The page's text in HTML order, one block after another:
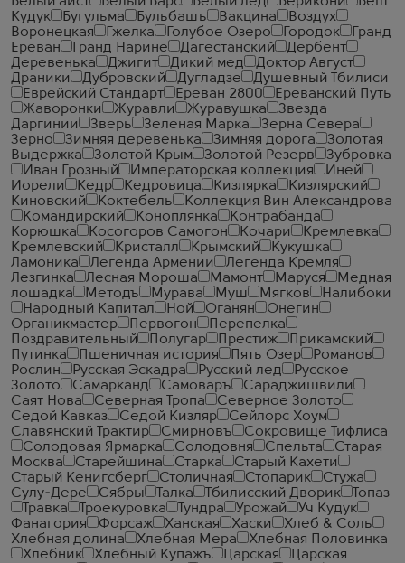
Кудук
Бугульма Бульбашъ Вакцина
Воздух
Воронецкая
Гжелка Голубое Озеро Городок
Гранд
Ереван
Гранд Нарине Дагестанский
Дербент
Деревенька
Джигит Дикий мед
Доктор Август
Драники
Дубровский Дугладзе
Душевный Тбилиси
Еврейский Стандарт
Ереван 2800
Ереванский Путь
Жаворонки
Журавли Журавушка
Звезда
Даргинии
Зверь Зеленая Марка
Зерна Севера
Зерно
Зимняя деревенька Зимняя дорога
Золотая
Выдержка
Золотой Крым Золотой Резерв
Зубровка
Иван Грозный
Императорская коллекция
Иней
Иорели
Кедр Кедровица Кизлярка
Кизлярский
Киновский
Коктебель
Коллекция Вин Александрова
Командирский
Коноплянка
Контрабанда
Корюшка
Косогоров Самогон Кочари
Кремлевка
Кремлевский
Кристалл Крымский
Кукушка
Ламоника
Легенда Армении
Легенда Кремля
Лезгинка
Лесная Мороша Мамонт Маруся
Медная
лошадка
Методъ Мурава Муш Мягков
Налибоки
Народный Капитал
Ной Оганян
Онегин
Органикмастер
Первогон
Перепелка
Поздравительный
Полугар Престиж
Прикамский
Путинка
Пшеничная история Пять Озер
Романов
Рослин
Русская Эскадра Русский лед
Русское
Золото
Самарканд Самоваръ
Сараджишвили
Саят Нова
Северная Тропа
Северное Золото
Седой Кавказ
Седой Кизляр
Сейлорс Хоум
Славянский Трактир
Смирновъ
Сокровище Тифлиса
Солодовая Ярмарка
Солодовня Спельта
Старая
Москва
Старейшина Старка
Старый Кахети
Старый Кенигсберг
Столичная Стопарик
Стужа
Сулу-Дере
Сябры Талка Тбилисский Дворик
Топаз
Травка
Троекуровка Тундра Урожай
Уч Кудук
Фанагория
Форсаж Ханская Хаски
Хлеб & Соль
Хлебная долина
Хлебная Мера
Хлебная Половинка
Хлебник
Хлебный Купажъ Царская
Царская